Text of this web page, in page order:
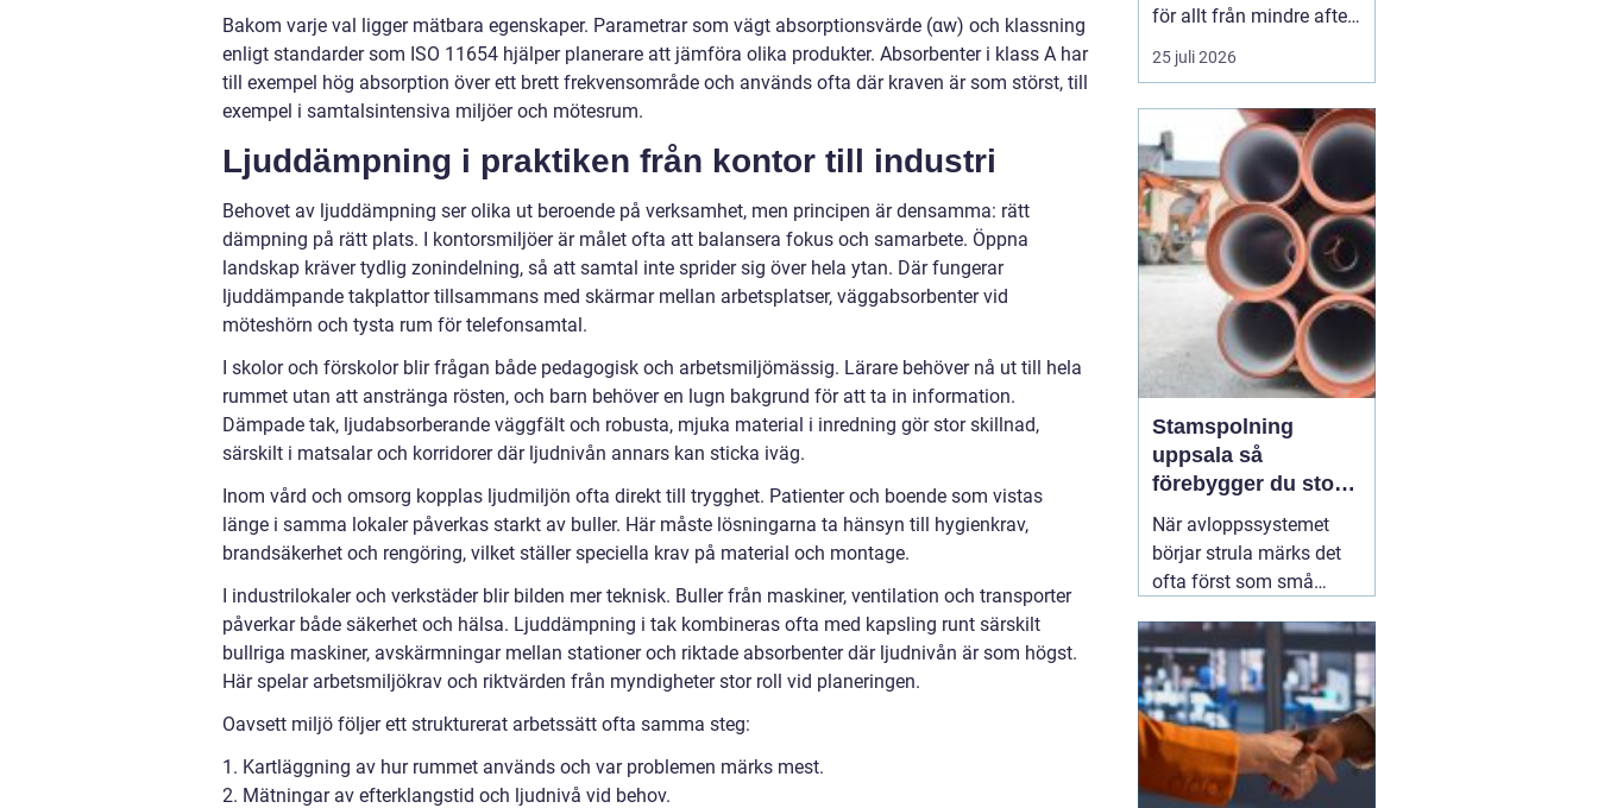
Bakom varje val ligger mätbara egenskaper. Parametrar som vägt absorptionsvärde (αw) och klassning
enligt standarder som ISO 11654 hjälper planerare att jämföra olika produkter. Absorbenter i klass A har
till exempel hög absorption över ett brett frekvensområde och används ofta där kraven är som störst, till
exempel i samtalsintensiva miljöer och mötesrum.
Ljuddämpning i praktiken från kontor till industri
Behovet av ljuddämpning ser olika ut beroende på verksamhet, men principen är densamma: rätt
dämpning på rätt plats. I kontorsmiljöer är målet ofta att balansera fokus och samarbete. Öppna
landskap kräver tydlig zonindelning, så att samtal inte sprider sig över hela ytan. Där fungerar
ljuddämpande takplattor tillsammans med skärmar mellan arbetsplatser, väggabsorbenter vid
möteshörn och tysta rum för telefonsamtal.
I skolor och förskolor blir frågan både pedagogisk och arbetsmiljömässig. Lärare behöver nå ut till hela
rummet utan att anstränga rösten, och barn behöver en lugn bakgrund för att ta in information.
Dämpade tak, ljudabsorberande väggfält och robusta, mjuka material i inredning gör stor skillnad,
särskilt i matsalar och korridorer där ljudnivån annars kan sticka iväg.
Inom vård och omsorg kopplas ljudmiljön ofta direkt till trygghet. Patienter och boende som vistas
länge i samma lokaler påverkas starkt av buller. Här måste lösningarna ta hänsyn till hygienkrav,
brandsäkerhet och rengöring, vilket ställer speciella krav på material och montage.
I industrilokaler och verkstäder blir bilden mer teknisk. Buller från maskiner, ventilation och transporter
påverkar både säkerhet och hälsa. Ljuddämpning i tak kombineras ofta med kapsling runt särskilt
bullriga maskiner, avskärmningar mellan stationer och riktade absorbenter där ljudnivån är som högst.
Här spelar arbetsmiljökrav och riktvärden från myndigheter stor roll vid planeringen.
Oavsett miljö följer ett strukturerat arbetssätt ofta samma steg:
1. Kartläggning av hur rummet används och var problemen märks mest.
2. Mätningar av efterklangstid och ljudnivå vid behov.
för allt från mindre after
work-träffar till större
konferenser och
Fyrishovs bowling är ett
exempel på hur en
genomtänkt miljö kan...
25 juli 2026
Stamspolning
uppsala så
förebygger du stopp
och vattenskador i
fastigheten
När avloppssystemet
börjar strula märks det
ofta först som små
långsam avrinning i kök
och badrum, bubblor i
handfatet eller en svag
men återkommande
avloppslukt. För många
fastighetsägare i